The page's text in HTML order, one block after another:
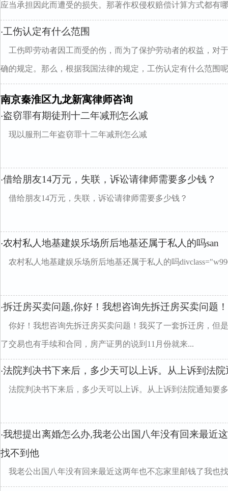
应当承担因此而遭受的损失。那著作权侵权赔偿计算方式都有
·工伤认定有什么范围
工伤即劳动者因工而受的伤，而为了保护劳动者的权益，对
确的规定。那么，根据我国法律的规定，工伤认定有什么范围
南京秦淮区九龙新寓律师咨询
·盗窃罪有期徒刑十二年减刑怎么减
现以服刑二年盗窃罪十二年减刑怎么减
·借给朋友14万元，失联，诉讼请律师需要多少钱？
借给朋友14万元，失联，诉讼请律师需要多少钱？
·农村私人地基建娱乐场所后地基还属于私人的吗san
农村私人地基建娱乐场所后地基还属于私人的吗
·拆迁房买卖问题,你好！我想咨询先拆迁房买卖问题
你好！我想咨询先拆迁房买卖问题！我买了一套拆迁房，但
了交易也有手续和合同，房产证男的说到11月份就来...
·法院判决书下来后，多少天可以上诉。从上诉到法
法院判决书下来后，多少天可以上诉。从上诉到法院通知要
·我想提出离婚怎么办,我老公出国八年没有回来最近
找不到他
我老公出国八年没有回来最近这两年也不忘家里邮钱了我也